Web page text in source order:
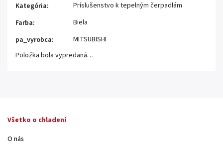
Kategória:
Príslušenstvo k tepelným čerpadlám
Farba:
Biela
pa_vyrobca:
MITSUBISHI
Položka bola vypredaná…
Všetko o chladení
O nás